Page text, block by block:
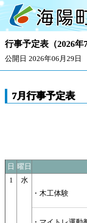
行事予定表（2026年7
公開日 2026年06月29日
7月行事予定表
日 曜日
1
水
・木工体験